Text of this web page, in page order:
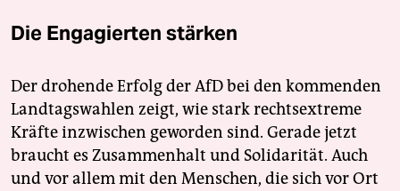
Die Engagierten stärken
Der drohende Erfolg der AfD bei den kommenden
Landtagswahlen zeigt, wie stark rechtsextreme
Kräfte inzwischen geworden sind. Gerade jetzt
braucht es Zusammenhalt und Solidarität. Auch
und vor allem mit den Menschen, die sich vor Ort